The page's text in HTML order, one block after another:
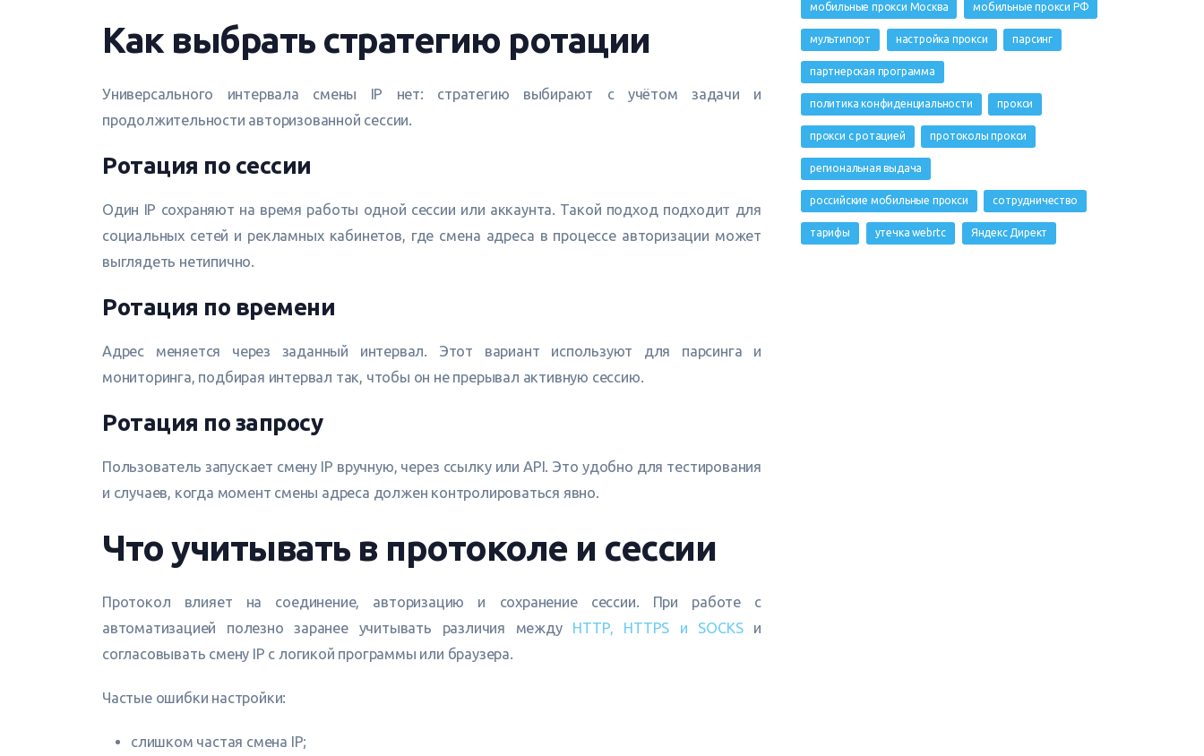
Как выбрать стратегию ротации
Универсального интервала смены IP нет: стратегию выбирают с учётом задачи и
продолжительности авторизованной сессии.
Ротация по сессии
Один IP сохраняют на время работы одной сессии или аккаунта. Такой подход подходит для
социальных сетей и рекламных кабинетов, где смена адреса в процессе авторизации может
выглядеть нетипично.
Ротация по времени
Адрес меняется через заданный интервал. Этот вариант используют для парсинга и
мониторинга, подбирая интервал так, чтобы он не прерывал активную сессию.
Ротация по запросу
Пользователь запускает смену IP вручную, через ссылку или API. Это удобно для тестирования
и случаев, когда момент смены адреса должен контролироваться явно.
Что учитывать в протоколе и сессии
Протокол влияет на соединение, авторизацию и сохранение сессии. При работе с
автоматизацией полезно заранее учитывать различия между HTTP, HTTPS и SOCKSи
согласовывать смену IP с логикой программы или браузера.
Частые ошибки настройки:
слишком частая смена IP;
мобильные прокси Москва мобильные прокси РФ
мультипорт настройка прокси парсинг
партнерская программа
политика конфиденциальности прокси
прокси с ротацией протоколы прокси
региональная выдача
российские мобильные прокси сотрудничество
тарифы утечка webrtc Яндекс Директ